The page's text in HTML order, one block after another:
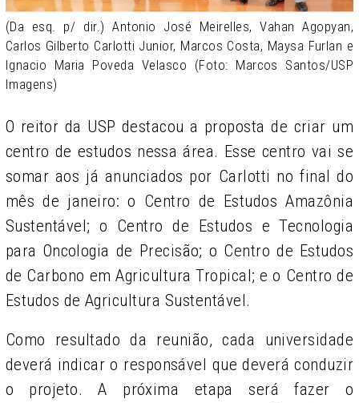
(Da esq. p/ dir.) Antonio José Meirelles, Vahan Agopyan,
Carlos Gilberto Carlotti Junior, Marcos Costa, Maysa Furlan e
Ignacio Maria Poveda Velasco (Foto: Marcos Santos/USP
Imagens)
O reitor da USP destacou a proposta de criar um
centro de estudos nessa área. Esse centro vai se
somar aos já anunciados por Carlotti no final do
mês de janeiro: o Centro de Estudos Amazônia
Sustentável; o Centro de Estudos e Tecnologia
para Oncologia de Precisão; o Centro de Estudos
de Carbono em Agricultura Tropical; e o Centro de
Estudos de Agricultura Sustentável.
Como resultado da reunião, cada universidade
deverá indicar o responsável que deverá conduzir
o projeto. A próxima etapa será fazer o